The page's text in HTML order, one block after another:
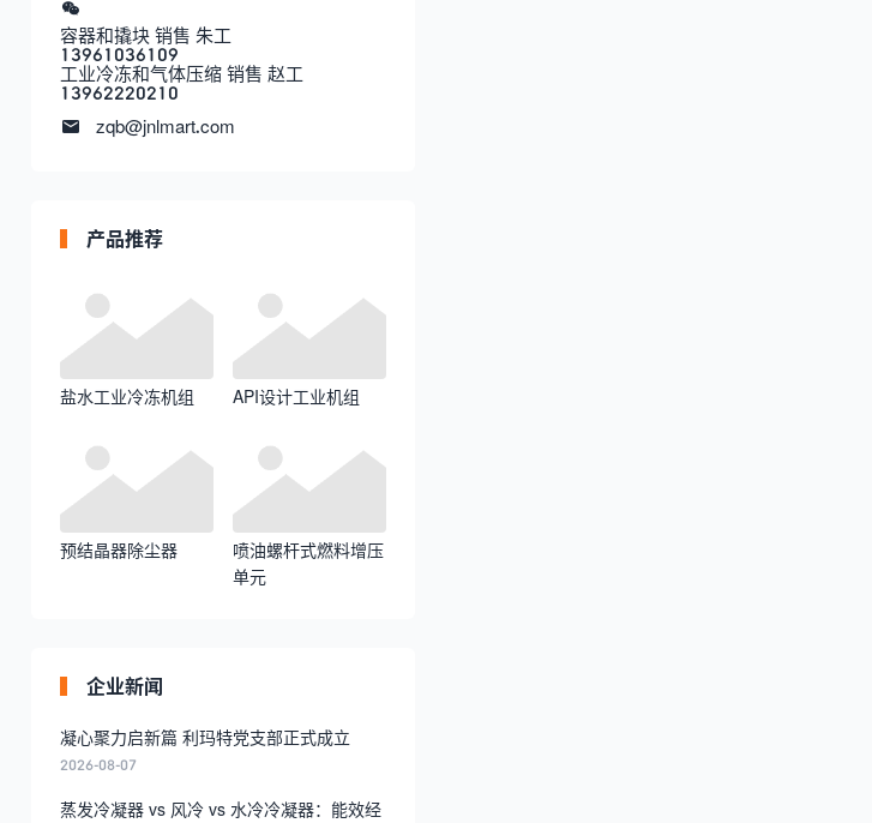
容器和撬块 销售 朱工
13961036109
工业冷冻和气体压缩 销售 赵工
13962220210
zqb@jnlmart.com
产品推荐
盐水工业冷冻机组 API设计工业机组
预结晶器除尘器
喷油螺杆式燃料增压
单元
企业新闻
凝心聚力启新篇 利玛特党支部正式成立
2026-08-07
蒸发冷凝器 vs 风冷 vs 水冷冷凝器：能效经